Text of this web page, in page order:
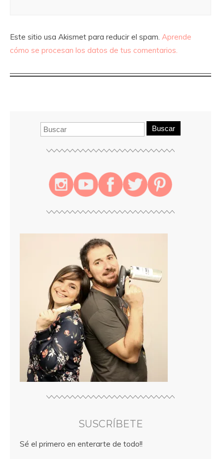
Este sitio usa Akismet para reducir el spam. Aprende
cómo se procesan los datos de tus comentarios.
Buscar
SUSCRÍBETE
Sé el primero en enterarte de todo!!